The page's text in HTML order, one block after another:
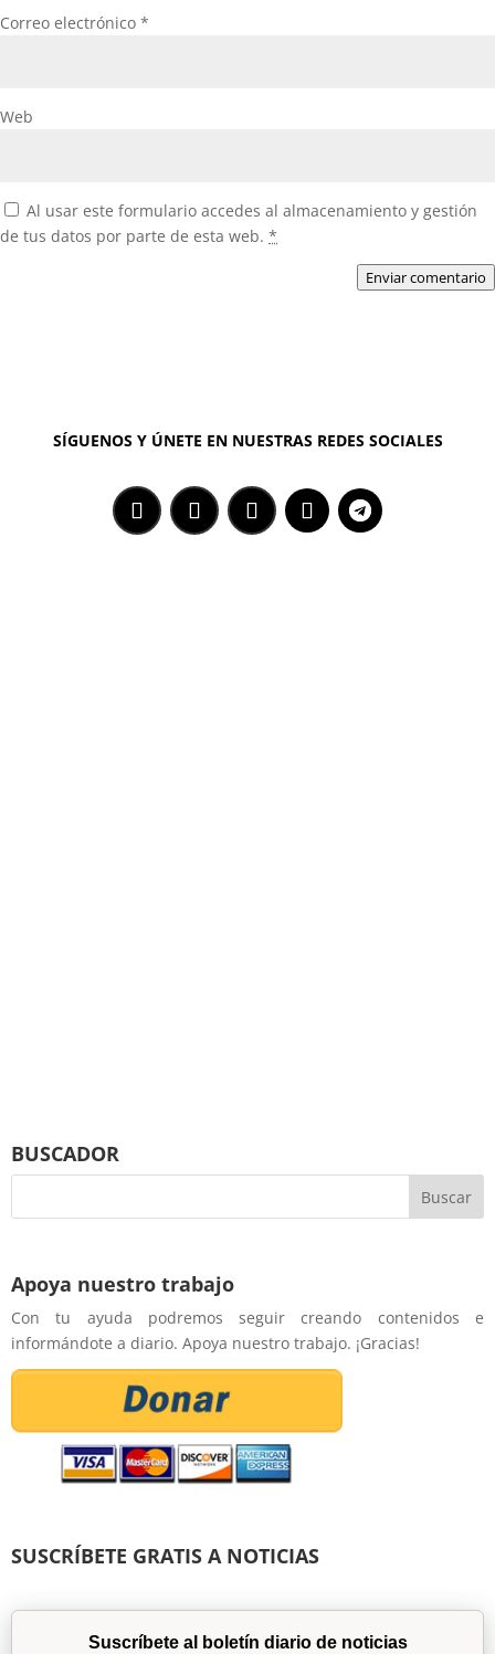
Correo electrónico *
Web
Al usar este formulario accedes al almacenamiento y gestión
de tus datos por parte de esta web. *
Enviar comentario
SÍGUENOS Y ÚNETE EN NUESTRAS REDES SOCIALES
BUSCADOR
Apoya nuestro trabajo
Con tu ayuda podremos seguir creando contenidos e
informándote a diario. Apoya nuestro trabajo. ¡Gracias!
SUSCRÍBETE GRATIS A NOTICIAS
Suscríbete al boletín diario de noticias